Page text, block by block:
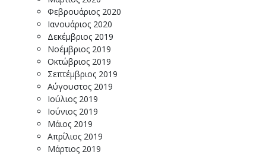
Φεβρουάριος 2020
Ιανουάριος 2020
Δεκέμβριος 2019
Νοέμβριος 2019
Οκτώβριος 2019
Σεπτέμβριος 2019
Αύγουστος 2019
Ιούλιος 2019
Ιούνιος 2019
Μάιος 2019
Απρίλιος 2019
Μάρτιος 2019